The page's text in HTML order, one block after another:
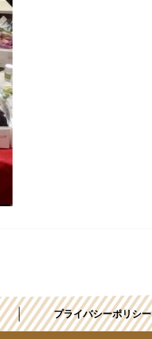
プライバシーポリシー